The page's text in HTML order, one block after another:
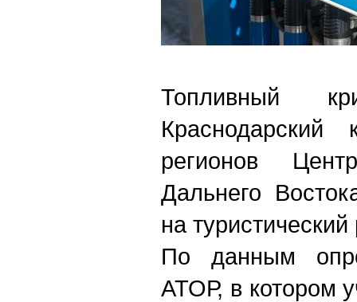
Топливный
регионов
Дальнего
на
По данным
АТОР, в котором